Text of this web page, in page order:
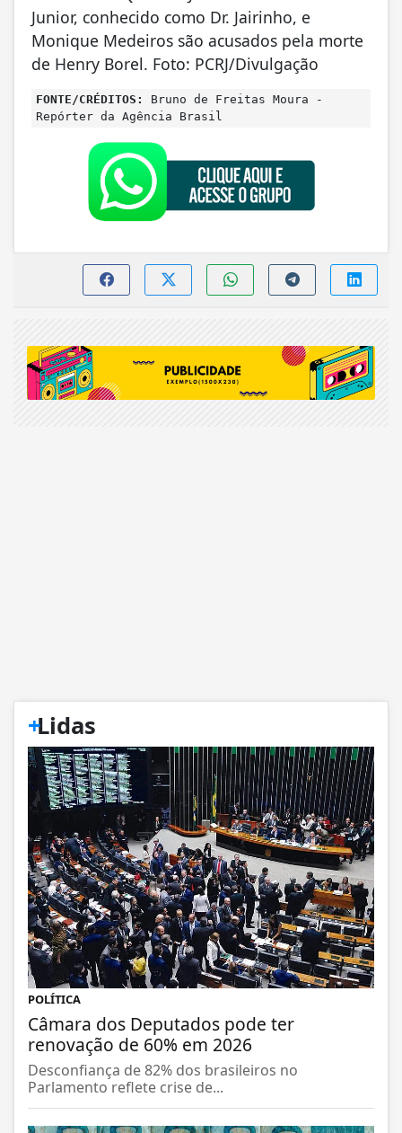
Junior, conhecido como Dr. Jairinho, e
Monique Medeiros são acusados pela morte
de Henry Borel. Foto: PCRJ/Divulgação
FONTE/CRÉDITOS:
Bruno de Freitas Moura -
Repórter da Agência Brasil
+
Lidas
POLÍTICA
Câmara dos Deputados pode ter
renovação de 60% em 2026
Desconfiança de 82% dos brasileiros no
Parlamento reflete crise de...